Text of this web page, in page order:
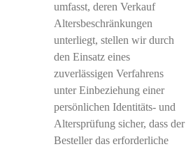
umfasst, deren Verkauf
Altersbeschränkungen
unterliegt, stellen wir durch
den Einsatz eines
zuverlässigen Verfahrens
unter Einbeziehung einer
persönlichen Identitäts- und
Altersprüfung sicher, dass der
Besteller das erforderliche